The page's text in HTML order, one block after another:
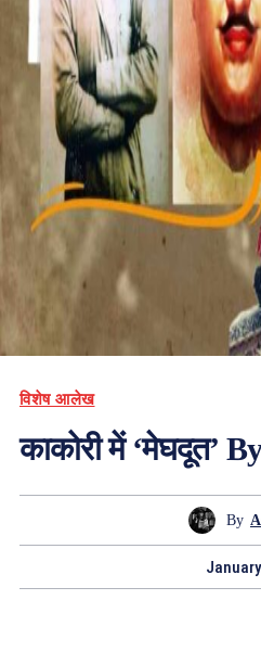
विशेष आलेख
काकोरी में ‘मेघदूत’
By